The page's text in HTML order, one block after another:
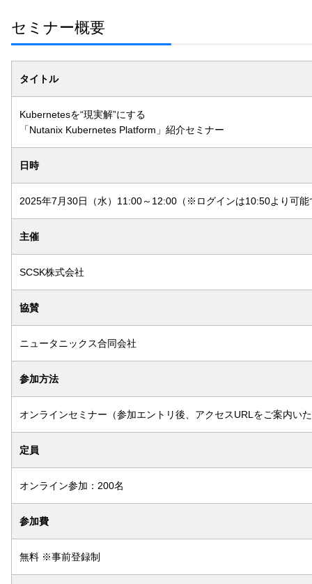
セミナー概要
タイトル
Kubernetesを“現実解”にする
「Nutanix Kubernetes Platform」紹介セミナー
日時
2025年7月30日（水）11:00～12:00（※ログインは10:50より可能
主催
SCSK株式会社
協賛
ニュータニックス合同会社
参加方法
オンラインセミナー（参加エントリ後、アクセスURLをご案内い
定員
オンライン参加：200名
参加費
無料 ※事前登録制